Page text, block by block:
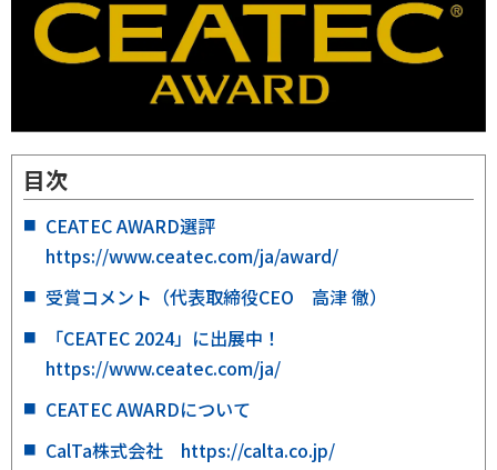
目次
CEATEC AWARD選評
https://www.ceatec.com/ja/award/
受賞コメント（代表取締役CEO 高津 徹）
「CEATEC 2024」に出展中！
https://www.ceatec.com/ja/
CEATEC AWARDについて
CalTa株式会社 https://calta.co.jp/